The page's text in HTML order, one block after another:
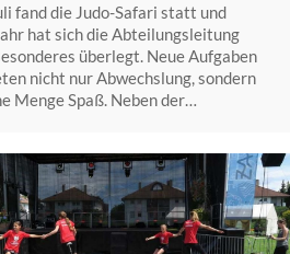
fand die Judo-Safari statt und
hat sich die Abteilungsleitung
überlegt. Neue Aufgaben
nicht nur Abwechslung, sondern
Menge Spaß. Neben der…